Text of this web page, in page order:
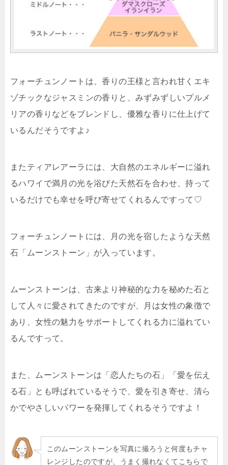
フォーチュンノートは、香りの王様と言われ甘くエキ
ゾチックなジャスミンの香りと、みずみずしいプルメ
リアの香りなどをブレンドし、優雅な香りに仕上げて
いるんだそうですよ♪
またティアレアーラには、大自然のエネルギーに溢れ
るハワイで満月の光を浴びた天然石を合わせ、持って
いるだけでも幸せを呼び寄せてくれるんですって♡
フォーチュンノートには、月の光を宿したような天然
石「ムーンストーン」 が入っています。
ムーンストーンは、古来より神秘的な力を秘めた石と
して人々に愛されてきたのですが、月は女性の象徴で
あり、女性の魅力をサポートしてくれる力に溢れてい
るんですって。
また、ムーンストーンは「恋人たちの石」「愛を伝え
る石」とも呼ばれているそうで、愛を引き寄せ、清ら
かでやさしいパワーを発揮してくれるそうですよ！
このムーンストーンを写真に撮ろうと何度もチャ
レンジしたのですが、うまく撮れなくてこちらで